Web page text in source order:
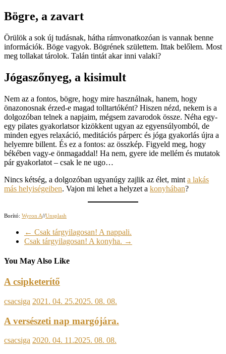
Bögre, a zavart
Örülök a sok új tudásnak, hátha rámvonatkozóan is vannak benne
információk. Böge vagyok. Bögrének születtem. Ittak belőlem. Most
meg tollakat tárolok. Talán tintát akar inni valaki?
Jógaszőnyeg, a kisimult
Nem az a fontos, bögre, hogy mire használnak, hanem, hogy
önazonosnak érzed-e magad tolltartóként? Hiszen nézd, nekem is a
dolgozóban telnek a napjaim, mégsem zavarodok össze. Néha egy-
egy pilates gyakorlatsor kizökkent ugyan az egyensúlyomból, de
minden egyes relaxáció, meditációs párperc és jóga gyakorlás újra a
helyemre billent. És ez a fontos: az összkép. Figyeld meg, hogy
békében vagy-e önmagaddal! Ha nem, gyere ide mellém és mutatok
pár gyakorlatot – csak le ne ugo…
Nincs kétség, a dolgozóban ugyanúgy zajlik az élet, mint a lakás
más helyiségeiben. Vajon mi lehet a helyzet a konyhában?
Borító: Wyron A//Unsplash
← Csak tárgyilagosan! A nappali.
Csak tárgyilagosan! A konyha. →
You May Also Like
A csipketerítő
csacsiga 2021. 04. 25.2025. 08. 08.
A versészeti nap margójára.
csacsiga 2020. 04. 11.2025. 08. 08.